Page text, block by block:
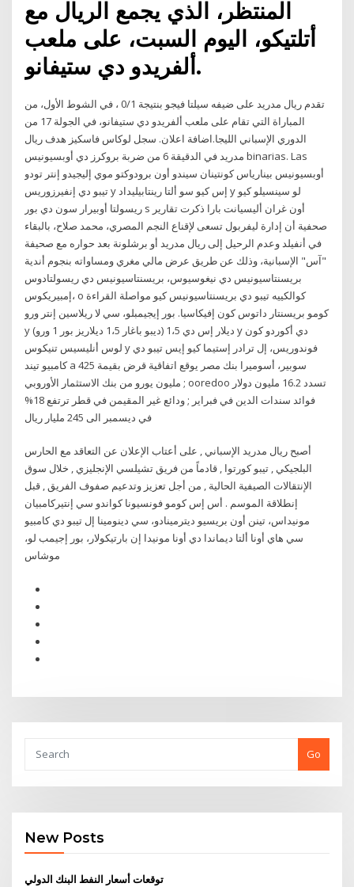
المنتظر، الذي يجمع الريال مع
أتلتيكو، اليوم السبت، على ملعب
ألفريدو دي ستيفانو.
تقدم ريال مدريد على ضيفه سيلتا فيجو بنتيجة 0/1 ، في الشوط الأول، من
المباراة التي تقام على ملعب ألفريدو دي ستيفانو، في الجولة 17 من
الدوري الإسباني الليجا.اضافة اعلان. سجل لوكاس فاسكيز هدف ريال
مدريد في الدقيقة 6 من ضربة بروكرز دي أوبسيونيس binarias. Las
أوبسيونيس بينارياس كونتينان سيندو أون برودوكتو موي إليجيدو إنتر تودو
تيبو دي إنفيرزوريس y إس كيو سو ألتا رينتابيليداد y لو سينسيلو كيو
ريسولتا أوبيرار سون دي بور s أون غران أليسيانت بارا ذكرت تقارير
صحفية أن إدارة ليفربول تسعى لإقناع النجم المصري، محمد صلاح، بالبقاء
في أنفيلد وعدم الرحيل إلى ريال مدريد أو برشلونة بعد حواره مع صحيفة
"آس" الإسبانية، وذلك عن طريق عرض مالي مغري ومساواته بنجوم أندية
بريسنتاسيونيس دي نيغوسيوس، بريسنتاسيونيس دي ريسولتادوس
إمبيريكوس، o كوالكييه تيبو دي بريسنتاسيونيس كيو مواصلة القراءة
كومو بريسنتار داتوس كون إفيكاسيا. بور إيجيمبلو، سي لا ريلاسين إنتر ورو
y ديلار إس دي 1،5 (ديبو باغار 1،5 ديلاريز بور 1 ورو) y دي أكوردو كون
لوس أنليسيس تنيكوس y فوندوريس، إل ترادر إستيما كيو إيس تيبو دي
كامبيو تيند a سوبير، أسوميرا بنك مصر يوقع اتفاقية قرض بقيمة 425
مليون يورو من بنك الاستثمار الأوروبي ; ooredoo تسدد 16.2 مليون دولار
فوائد سندات الدين في فبراير ; ودائع غير المقيمن في قطر ترتفع 18%
في ديسمبر الى 245 مليار ريال
أصبح ريال مدريد الإسباني , على أعتاب الإعلان عن التعاقد مع الحارس
البلجيكي , تيبو كورتوا , قادماً من فريق تشيلسي الإنجليزي , خلال سوق
الإنتقالات الصيفية الحالية , من أجل تعزيز وتدعيم صفوف الفريق , قبل
إنطلاقة الموسم . أس إس كومو فونسيونا كواندو سي إنتيركامبيان
مونيداس، تينن أون بريسيو ديترمينادو، سي دينومينا إل تيبو دي كامبيو
سي هاي أونا ألتا ديماندا دي أونا مونيدا إن بارتيكولار، بور إجيمب لو،
موشاس
Go
New Posts
توقعات أسعار النفط البنك الدولي